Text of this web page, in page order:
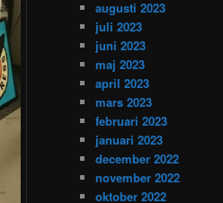
augusti 2023
juli 2023
juni 2023
maj 2023
april 2023
mars 2023
februari 2023
januari 2023
december 2022
november 2022
oktober 2022